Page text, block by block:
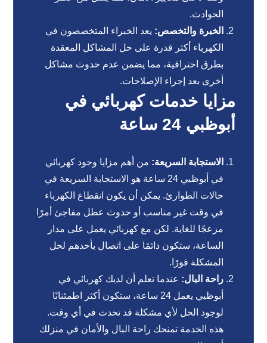
الحوادث.
الخبرة والتخصص: يعد الخبراء المتخصصون في
الكهرباء أكثر قدرة على حل المشاكل المعقدة
بطرق احترافية، مما يضمن عدم حدوث مشاكل
أخرى بعد إجراء الإصلاحات.
مزايا خدمات كهربائي في
أبوظبي 24 ساعة
الاستجابة السريعة: من أهم مزايا وجود كهربائي
في أبوظبي 24 ساعة هو الاستجابة السريعة في
حالات الطوارئ. يمكن أن يكون انقطاع الكهرباء
في وقت غير مناسب أو حدوث عطل مفاجئ أمرًا
مزعجًا للغاية. لكن مع كهربائي يعمل على مدار
الساعة، ستكون دائمًا على اتصال بأحدهم لحل
المشكلة فورًا.
راحة البال: عندما تعلم أن لديك كهربائي في
أبوظبي يعمل 24 ساعة، ستكون أكثر اطمئنانًا
لوجود الحل لأي مشكلة قد تحدث في أي وقت.
هذه الخدمة تمنحك راحة البال والأمان في منزلك